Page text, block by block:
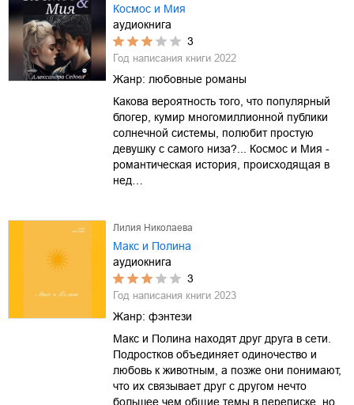
Космос и Мия
аудиокнига
3
Год написания книги 2022
Жанр: любовные романы
Какова вероятность того, что популярный
блогер, кумир многомиллионной публики
солнечной системы, полюбит простую
девушку с самого низа?... Космос и Мия -
романтическая история, происходящая в
нед…
Лилия Николаева
Макс и Полина
аудиокнига
3
Год написания книги 2023
Жанр: фэнтези
Макс и Полина находят друг друга в сети.
Подростков объединяет одиночество и
любовь к животным, а позже они понимают,
что их связывает друг с другом нечто
большее чем общие темы в переписке, но